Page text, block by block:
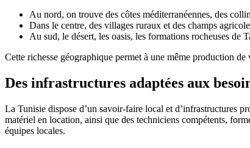
Au nord, on trouve des côtes méditerranéennes, des
Dans le centre, des villages ruraux et des champs
Au sud, le désert, les oasis, les formations rocheuses de
Cette richesse géographique permet à une même production
Des infrastructures adaptées aux
La Tunisie dispose d’un savoir-faire local et d’infrastructures
matériel en location, ainsi que des techniciens compétents,
équipes locales.